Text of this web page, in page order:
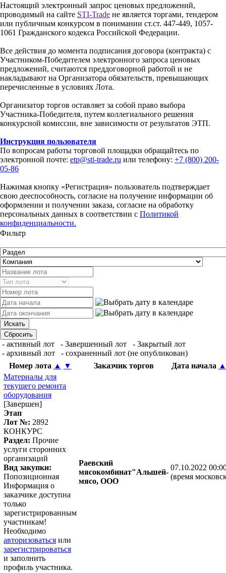
Настоящий электронный запрос ценовых предложений,
проводимый на сайте STI-Trade не является торгами, тендером
или публичным конкурсом в понимании ст.ст. 447-449, 1057-
1061 Гражданского кодекса Российской Федерации.
Все действия до момента подписания договора (контракта) с
Участником-Победителем электронного запроса ценовых
предложений, считаются преддоговорной работой и не
накладывают на Организатора обязательств, превышающих
перечисленные в условиях Лота.
Организатор торгов оставляет за собой право выбора
Участника-Победителя, путем коллегиального решения
конкурсной комиссии, вне зависимости от результатов ЭТП.
Инструкция пользователя
По вопросам работы торговой площадки обращайтесь по
электронной почте: etp@sti-trade.ru или телефону: +7 (800) 200-
05-86
Нажимая кнопку «Регистрация» пользователь подтверждает
свою дееспособность, согласие на получение информации об
оформлении и получении заказа, согласие на обработку
персональных данных в соответствии с Политикой
конфиденциальности.
Фильтр
- активный лот - Завершенный лот
- Закрытый лот
- архивный лот
- сохраненный лот (не опубликован)
Номер лота ▲ ▼ Заказчик торгов Дата начала ▲
Материалы для
текущего ремонта
оборудования
[Завершен]
Этап
Лот №: 2892
КОНКУРС
Раздел: Прочие
услуги сторонних
организаций
Вид закупки:
Попозиционная
Информация о
заказчике доступна
только
зарегистрированным
участникам!
Необходимо
авторизоваться или
зарегистрироваться
и заполнить
профиль участника.
Раевский
мясокомбинат"Альшей-
мясо, ООО
07.10.2022
(время